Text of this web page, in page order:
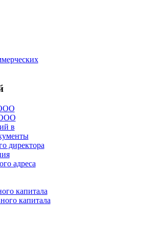
ООО
в
директора
адреса
капитала
капитала